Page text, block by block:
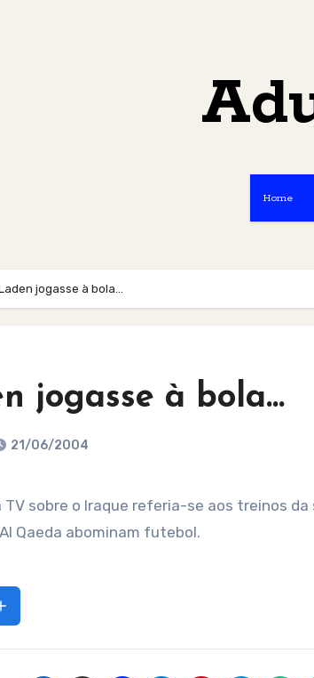
Home
jogasse à bola…
jogasse à bola…
21/06/2004
TV sobre o Iraque referia-se aos treinos
Qaeda abominam futebol.